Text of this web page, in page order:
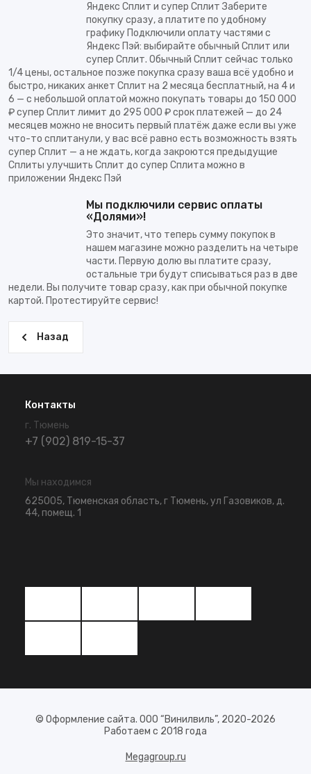
Яндекс Сплит и супер Сплит Заберите
покупку сразу, а платите по удобному
графику Подключили оплату частями с
Яндекс Пэй: выбирайте обычный Сплит или
супер Сплит. Обычный Сплит сейчас только
1/4 цены, остальное позже покупка сразу ваша всё удобно и
быстро, никаких анкет Сплит на 2 месяца бесплатный, на 4 и
6 — с небольшой оплатой можно покупать товары до 150 000
₽ супер Сплит лимит до 295 000 ₽ срок платежей — до 24
месяцев можно не вносить первый платёж даже если вы уже
что-то сплитанули, у вас всё равно есть возможность взять
супер Сплит — а не ждать, когда закроются предыдущие
Сплиты улучшить Сплит до супер Сплита можно в
приложении Яндекс Пэй
Мы подключили сервис оплаты
«Долями»!
Это значит, что теперь сумму покупок в
нашем магазине можно разделить на четыре
части. Первую долю вы платите сразу,
остальные три будут списываться раз в две
недели. Вы получите товар сразу, как при обычной покупке
картой. Протестируйте сервис!
Назад
Контакты
г. Тюмень
+7 (902) 819-15-37
Мы находимся
625005, Тюменская область, г Тюмень, ул Газовиков, д.
44, помещ. 1
© Оформление сайта. ООО “Винилвиль”, 2020-2026
Работаем с 2018 года
Megagroup.ru